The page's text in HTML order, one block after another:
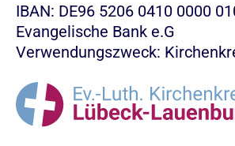
IBAN: DE96 5206 0410 0000
Evangelische Bank e.G
Verwendungszweck: